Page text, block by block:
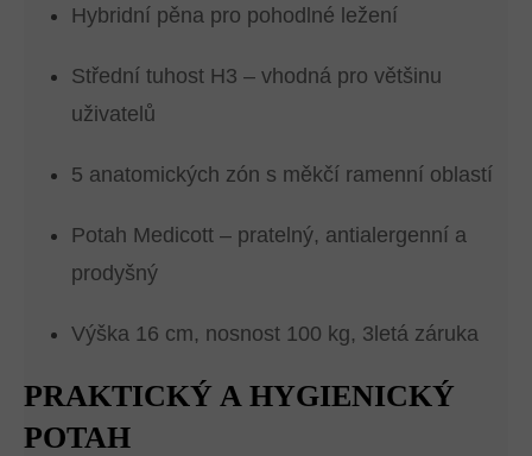
Hybridní pěna pro pohodlné ležení
Střední tuhost H3 – vhodná pro většinu
uživatelů
5 anatomických zón s měkčí ramenní oblastí
Potah Medicott – pratelný, antialergenní a
prodyšný
Výška 16 cm, nosnost 100 kg, 3letá záruka
PRAKTICKÝ A HYGIENICKÝ
POTAH